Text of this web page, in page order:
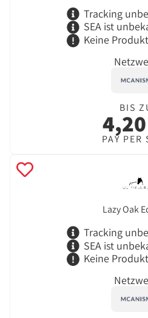
Tracking
SEA ist
Keine
BIS
PAY PER
Lazy Oak
Tracking
SEA ist
Keine